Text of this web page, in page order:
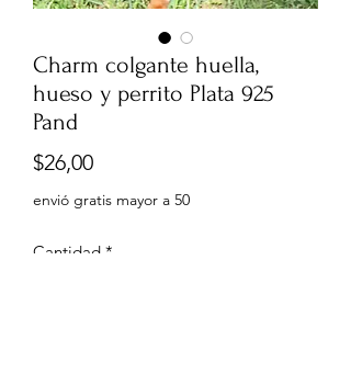
Charm colgante huella,
hueso y perrito Plata 925
Pand
$26,00Precio
envió gratis mayor a 50
Cantidad *